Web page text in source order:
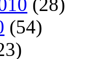
(28)
(54)